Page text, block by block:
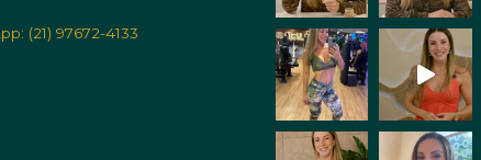
(21) 97672-4133